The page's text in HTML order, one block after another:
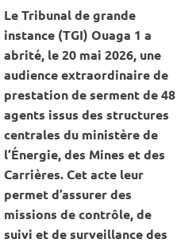
Le Tribunal de grande
instance (TGI) Ouaga 1 a
abrité, le 20 mai 2026, une
audience extraordinaire de
prestation de serment de 48
agents issus des structures
centrales du ministère de
l’Énergie, des Mines et des
Carrières. Cet acte leur
permet d’assurer des
missions de contrôle, de
suivi et de surveillance des